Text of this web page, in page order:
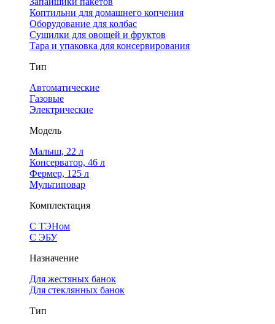
Коптильни для домашнего копчения
Оборудование для колбас
Сушилки для овощей и фруктов
Тара и упаковка для консервирования
Тип
Автоматические
Газовые
Электрические
Модель
Малыш, 22 л
Консерватор, 46 л
Фермер, 125 л
Мультиповар
Комплектация
С ТЭНом
С ЭБУ
Назначение
Для жестяных банок
Для стеклянных банок
Тип